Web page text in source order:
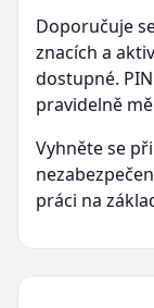
Doporučuje
znacích a
dostupné.
pravidelně
Vyhněte se
práci na